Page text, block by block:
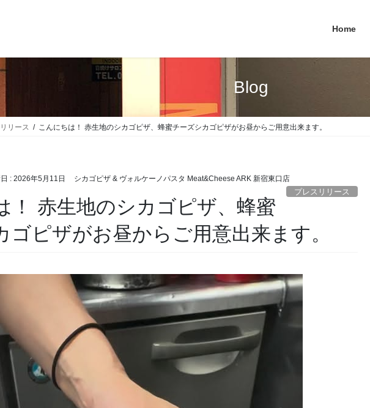
Home
Blog
リース こんにちは！ 赤生地のシカゴピザ、蜂蜜チーズシカゴピザがお昼からご用意出来ます。
: 2026年5月11日 シカゴピザ & ヴォルケーノパスタ Meat&Cheese ARK 新宿東口店
プレスリリース
！ 赤生地のシカゴピザ、蜂蜜
ゴピザがお昼からご用意出来ます。